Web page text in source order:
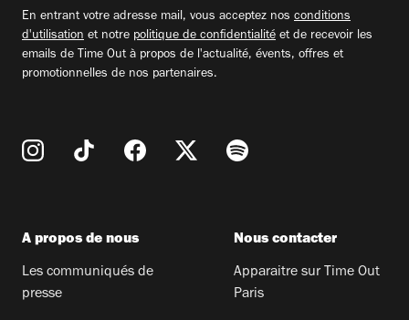
En entrant votre adresse mail, vous acceptez nos conditions
d'utilisation et notre politique de confidentialité et de recevoir les
emails de Time Out à propos de l'actualité, évents, offres et
promotionnelles de nos partenaires.
A propos de nous
Les communiqués de
presse
Nous contacter
Apparaitre sur Time Out
Paris